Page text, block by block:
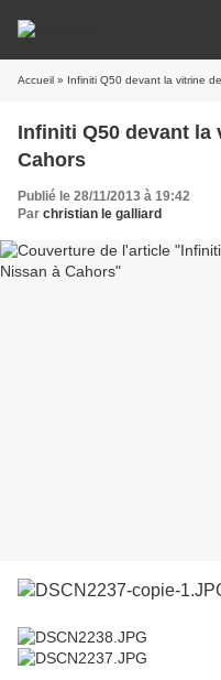
Accueil » Infiniti Q50 devant la vitrine
Infiniti Q50 devant la
Cahors
Publié le 28/11/2013 à 19:42
Par christian le galliard